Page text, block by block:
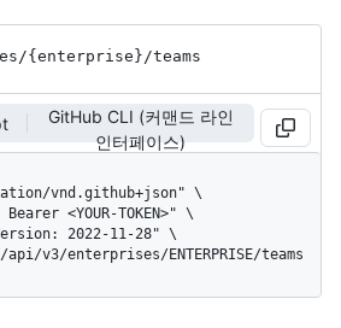
/{enterprise}/teams
GitHub CLI (커맨드 라인
인터페이스)
api/v3/enterprises/ENTERPRISE/teams